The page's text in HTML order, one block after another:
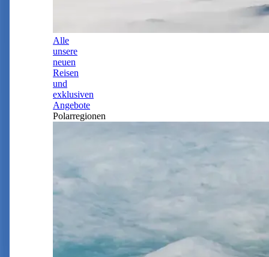
Alle
unsere
neuen
Reisen
und
exklusiven
Angebote
Polarregionen